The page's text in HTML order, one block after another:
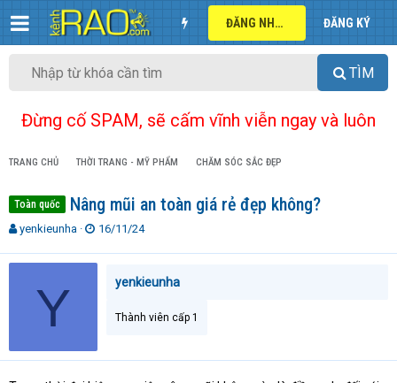
ĐĂNG NHẬP ĐĂNG KÝ
TÌM
Đừng cố SPAM, sẽ cấm vĩnh viễn ngay và luôn
TRANG CHỦ THỜI TRANG - MỸ PHẨM CHĂM SÓC SẮC ĐẸP
Toàn quốc Nâng mũi an toàn giá rẻ đẹp không?
T
r
a
yenkieunha
N
à
16/11/24
Y yenkieunha
Thành viên cấp 1